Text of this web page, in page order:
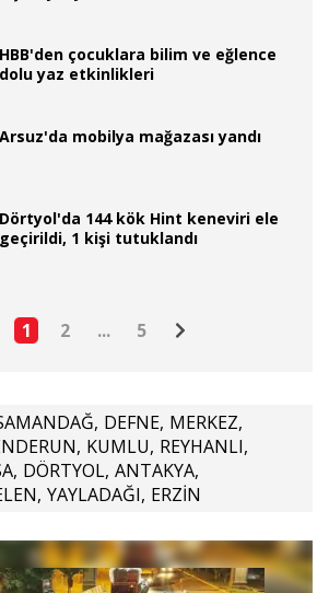
HBB'den çocuklara bilim ve eğlence
dolu yaz etkinlikleri
Arsuz'da mobilya mağazası yandı
Dörtyol'da 144 kök Hint keneviri ele
geçirildi, 1 kişi tutuklandı
1 2 ... 5
, DEFNE, MERKEZ,
, KUMLU, REYHANLI,
, DÖRTYOL, ANTAKYA,
, YAYLADAĞI, ERZİN